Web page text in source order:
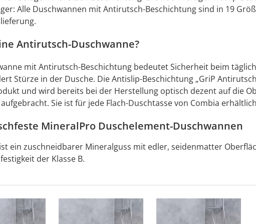
Alle Duschwannen mit Antirutsch-Beschichtung sind in 19
Antirutsch-Duschwanne?
mit Antirutsch-Beschichtung bedeutet Sicherheit beim
Stürze in der Dusche. Die Antislip-Beschichtung „GriP
und wird bereits bei der Herstellung optisch dezent auf die
Sie ist für jede Flach-Duschtasse von Combia
MineralPro Duschelement-Duschwannen
ein zuschneidbarer Mineralguss mit edler, seidenmatter
der Klasse B.